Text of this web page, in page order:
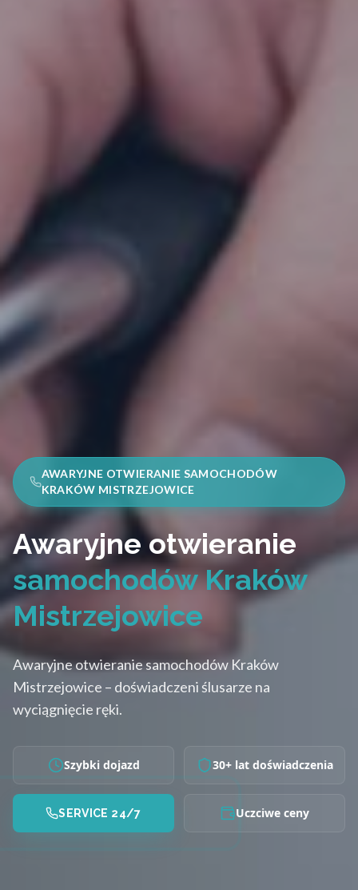
AWARYJNE OTWIERANIE SAMOCHODÓW
KRAKÓW MISTRZEJOWICE
Awaryjne otwieranie
samochodów Kraków
Mistrzejowice
Awaryjne otwieranie samochodów Kraków
Mistrzejowice – doświadczeni ślusarze na
wyciągnięcie ręki.
Szybki dojazd 30+ lat doświadczenia
SERVICE 24/7 Uczciwe ceny